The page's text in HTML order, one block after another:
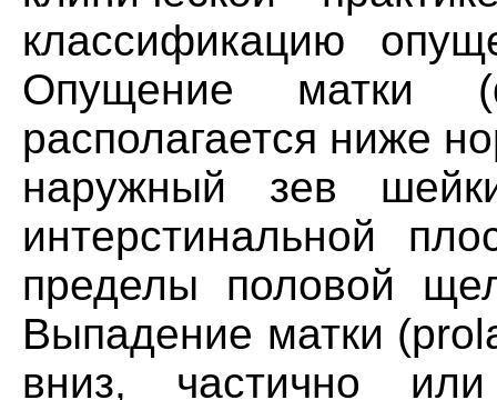
классификацию
Опущение матки
располагается ниже
наружный зев
интерстинальной
пределы половой
Выпадение матки
вниз, частично